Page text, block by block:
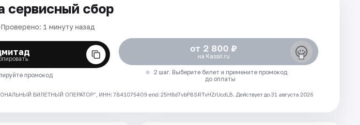
сервисный сбор
Проверено: 1 минуту назад
промокод
от 2 800 ₽
на Kassir.ru
2 шаг. Выберите билет и примените промокод
до оплаты
БИЛЕТНЫЙ ОПЕРАТОР", ИНН: 7841075409 erid: 25H8d7vbP8SRTvHZrUcdLB. Действует до 31 августа 2026